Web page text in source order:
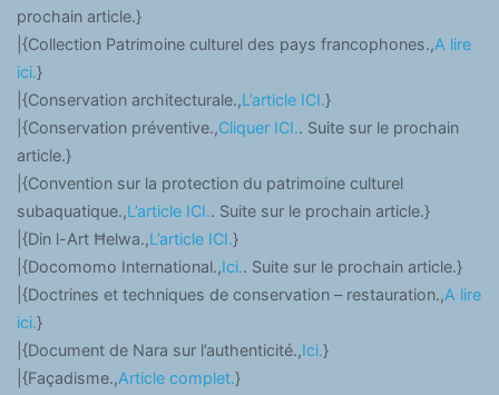
prochain article.}
|{Collection Patrimoine culturel des pays francophones.,A lire
ici.}
|{Conservation architecturale.,L’article ICI.}
|{Conservation préventive.,Cliquer ICI.. Suite sur le prochain
article.}
|{Convention sur la protection du patrimoine culturel
subaquatique.,L’article ICI.. Suite sur le prochain article.}
|{Din l-Art Ħelwa.,L’article ICI.}
|{Docomomo International.,Ici.. Suite sur le prochain article.}
|{Doctrines et techniques de conservation – restauration.,A lire
ici.}
|{Document de Nara sur l’authenticité.,Ici.}
|{Façadisme.,Article complet.}